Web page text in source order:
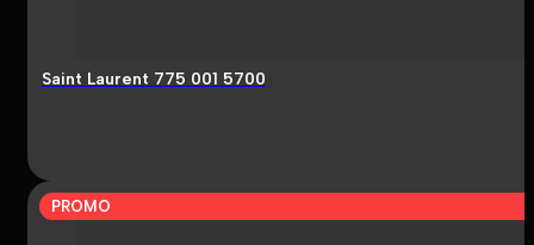
Saint Laurent 775 001 5700
PROMO